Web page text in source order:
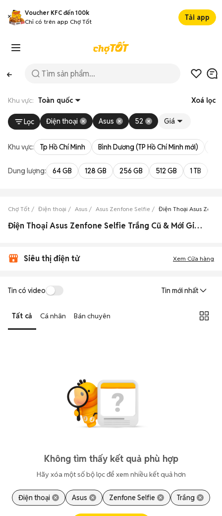
Voucher KFC đến 100k
Chỉ có trên app Chợ Tốt
Tải app
Khu vực: Toàn quốc Xoá lọc
Lọc Điện thoại Asus 52 Giá
Khu vực: Tp Hồ Chí Minh Bình Dương (TP Hồ Chí Minh mới)
Dung lượng: 64 GB 128 GB 256 GB 512 GB 1 TB
Chợ Tốt Điện thoại Asus Asus Zenfone Selfie Điện Thoại Asus
Điện Thoại Asus Zenfone Selfie Trắng Cũ & Mới Giá Siêu Rẻ
Siêu thị điện tử Xem Cửa hàng
Tin có video Tin mới nhất
Tất cả Cá nhân Bán chuyên
Không tìm thấy kết quả phù hợp
Hãy xóa một số bộ lọc để xem nhiều kết quả hơn
Điện thoại Asus Zenfone Selfie Trắng